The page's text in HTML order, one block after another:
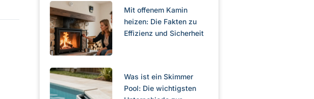
Mit offenem Kamin
heizen: Die Fakten zu
Effizienz und Sicherheit
Was ist ein Skimmer
Pool: Die wichtigsten